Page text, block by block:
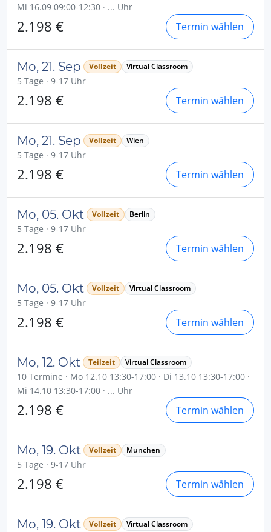
Mi 16.09 09:00-12:30 · ... Uhr
2.198 € Termin wählen
Mo, 21. Sep Vollzeit Virtual Classroom
5 Tage · 9-17 Uhr
2.198 € Termin wählen
Mo, 21. Sep Vollzeit Wien
5 Tage · 9-17 Uhr
2.198 € Termin wählen
Mo, 05. Okt Vollzeit Berlin
5 Tage · 9-17 Uhr
2.198 € Termin wählen
Mo, 05. Okt Vollzeit Virtual Classroom
5 Tage · 9-17 Uhr
2.198 € Termin wählen
Mo, 12. Okt Teilzeit Virtual Classroom
10 Termine · Mo 12.10 13:30-17:00 · Di 13.10 13:30-17:00 ·
Mi 14.10 13:30-17:00 · ... Uhr
2.198 € Termin wählen
Mo, 19. Okt Vollzeit München
5 Tage · 9-17 Uhr
2.198 € Termin wählen
Mo, 19. Okt Vollzeit Virtual Classroom